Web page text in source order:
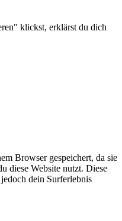
klickst, erklärst du dich
Browser gespeichert, da sie
diese Website nutzt. Diese
dein Surferlebnis